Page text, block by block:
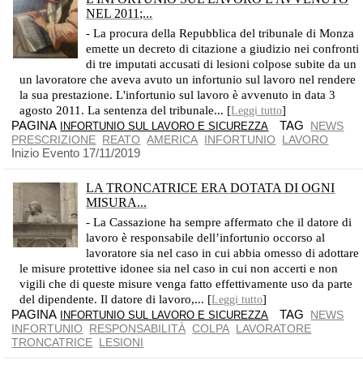
NEL 2011;...
- La procura della Repubblica del tribunale di Monza
emette un decreto di citazione a giudizio nei confronti
di tre imputati accusati di lesioni colpose subite da un
un lavoratore che aveva avuto un infortunio sul lavoro nel rendere
la sua prestazione. L'infortunio sul lavoro è avvenuto in data 3
agosto 2011. La sentenza del tribunale... [Leggi tutto]
PAGINA INFORTUNIO SUL LAVORO E SICUREZZA TAG NEWS
PRESCRIZIONE REATO AMERICA INFORTUNIO LAVORO
Inizio Evento 17/11/2019
LA TRONCATRICE ERA DOTATA DI OGNI
MISURA...
- La Cassazione ha sempre affermato che il datore di
lavoro è responsabile dell’infortunio occorso al
lavoratore sia nel caso in cui abbia omesso di adottare
le misure protettive idonee sia nel caso in cui non accerti e non
vigili che di queste misure venga fatto effettivamente uso da parte
del dipendente. Il datore di lavoro,... [Leggi tutto]
PAGINA INFORTUNIO SUL LAVORO E SICUREZZA TAG NEWS
INFORTUNIO
RESPONSABILITÀ COLPA LAVORATORE
TRONCATRICE LESIONI